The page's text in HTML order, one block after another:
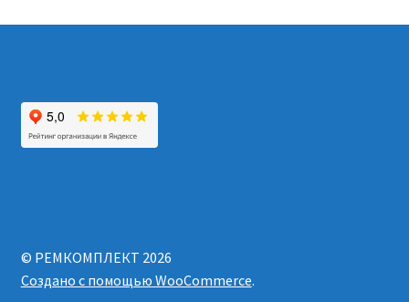
© РЕМКОМПЛЕКТ 2026
Создано с помощью WooCommerce.